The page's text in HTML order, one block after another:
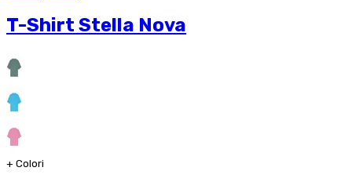
T-Shirt Stella Nova
+ Colori